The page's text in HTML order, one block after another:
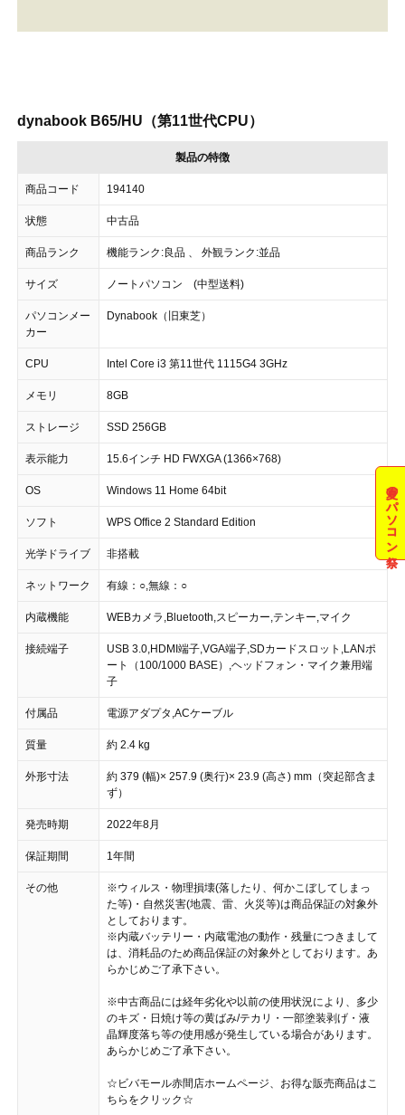
dynabook B65/HU（第11世代CPU）
製品の特徴
商品コード 194140
状態 中古品
商品ランク 機能ランク:良品 、 外観ランク:並品
サイズ ノートパソコン (中型送料)
パソコンメー
カー
Dynabook（旧東芝）
CPU Intel Core i3 第11世代 1115G4 3GHz
メモリ 8GB
ストレージ SSD 256GB
表示能力 15.6インチ HD FWXGA (1366×768)
OS Windows 11 Home 64bit
ソフト WPS Office 2 Standard Edition
光学ドライブ 非搭載
ネットワーク 有線：○,無線：○
内蔵機能 WEBカメラ,Bluetooth,スピーカー,テンキー,マイク
接続端子
USB 3.0,HDMI端子,VGA端子,SDカードスロット,LANポ
ート（100/1000 BASE）,ヘッドフォン・マイク兼用端
子
付属品 電源アダプタ,ACケーブル
質量 約 2.4 kg
外形寸法
約 379 (幅)× 257.9 (奥行)× 23.9 (高さ) mm（突起部含ま
ず）
発売時期 2022年8月
保証期間 1年間
その他
※ウィルス・物理損壊(落したり、何かこぼしてしまっ
た等)・自然災害(地震、雷、火災等)は商品保証の対象外
としております。
※内蔵バッテリー・内蔵電池の動作・残量につきまして
は、消耗品のため商品保証の対象外としております。あ
らかじめご了承下さい。
※中古商品には経年劣化や以前の使用状況により、多少
のキズ・日焼け等の黄ばみ/テカリ・一部塗装剥げ・液
晶輝度落ち等の使用感が発生している場合があります。
あらかじめご了承下さい。
☆ビバモール赤間店ホームページ、お得な販売商品はこ
ちらをクリック☆
夏のパソコン祭